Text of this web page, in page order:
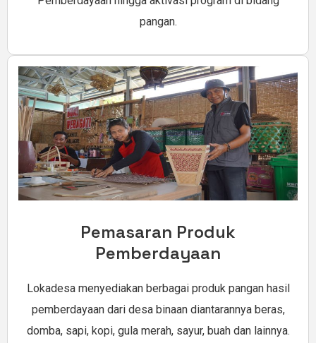
pangan.
Pemasaran Produk
Pemberdayaan
Lokadesa menyediakan berbagai produk pangan hasil
pemberdayaan dari desa binaan diantarannya beras,
domba, sapi, kopi, gula merah, sayur, buah dan lainnya.